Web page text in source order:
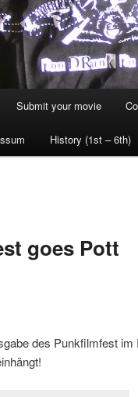
Submit your movie
History (1st – 6th)
goes Pott
des Punkfilmfest